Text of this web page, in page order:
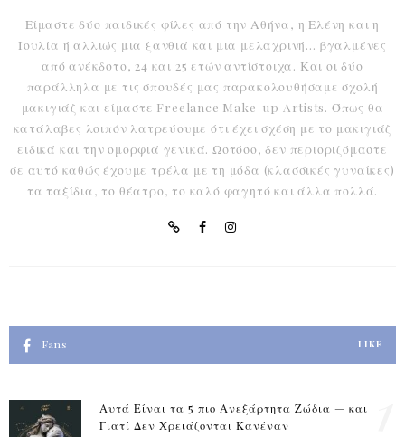
Είμαστε δύο παιδικές φίλες από την Αθήνα, η Ελένη και η
Ιουλία ή αλλιώς μια ξανθιά και μια μελαχρινή… βγαλμένες
από ανέκδοτο, 24 και 25 ετών αντίστοιχα. Και οι δύο
παράλληλα με τις σπουδές μας παρακολουθήσαμε σχολή
μακιγιάζ και είμαστε Freelance Make-up Artists. Όπως θα
κατάλαβες λοιπόν λατρεύουμε ότι έχει σχέση με το μακιγιάζ
ειδικά και την ομορφιά γενικά. Ωστόσο, δεν περιοριζόμαστε
σε αυτό καθώς έχουμε τρέλα με τη μόδα (κλασσικές γυναίκες)
τα ταξίδια, το θέατρο, το καλό φαγητό και άλλα πολλά.
Fans LIKE
Αυτά Είναι τα 5 πιο Ανεξάρτητα Ζώδια — και
Γιατί Δεν Χρειάζονται Κανέναν